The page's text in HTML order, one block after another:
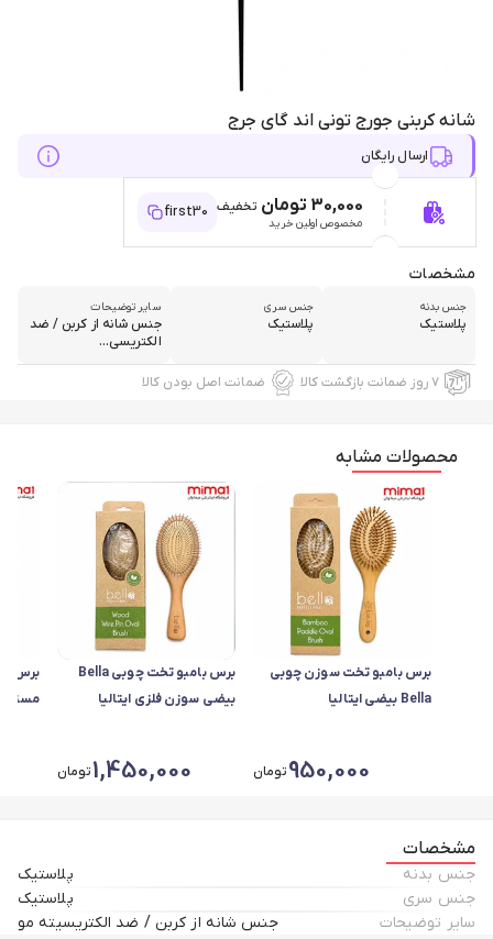
شانه کربنی جورج تونی اند گای جرج
ارسال رایگان
30,000 تومان تخفیف
مخصوص اولین خرید
first30
مشخصات
جنس بدنه
پلاستیک
جنس سری
پلاستیک
سایر توضیحات
جنس شانه از کربن / ضد
الکتریسی...
۷ روز ضمانت بازگشت کالا ضمانت اصل بودن کالا
محصولات مشابه
برس بامبو تخت سوزن چوبی
Bella بیضی ایتالیا
950,000تومان
برس بامبو تخت چوبی Bella
بیضی سوزن فلزی ایتالیا
1,450,000تومان
مشخصات
جنس بدنه
پلاستیک
جنس سری
پلاستیک
سایر توضیحات
جنس شانه از کربن / ضد الکتریسیته مو